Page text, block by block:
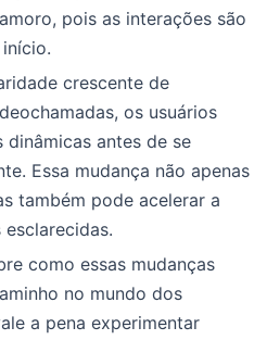
pois as interações são
crescente de
os usuários
dinâmicas antes de se
Essa mudança não apenas
também pode acelerar a
como essas mudanças
no mundo dos
a pena experimentar